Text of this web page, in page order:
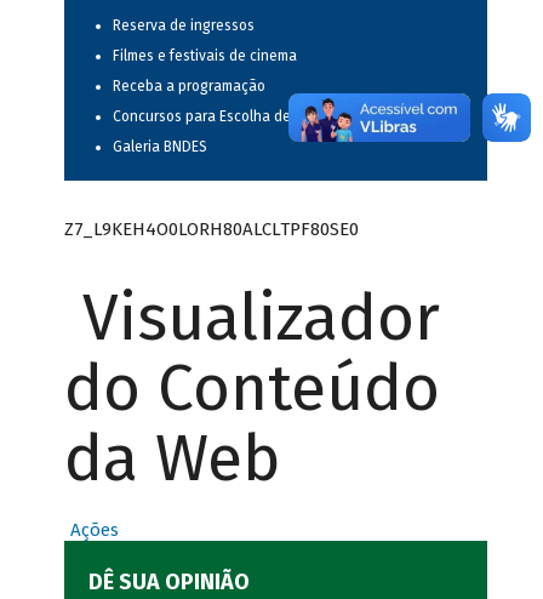
Reserva de ingressos
Filmes e festivais de cinema
Receba a programação
Concursos para Escolha de Espetáculos Musicais
Galeria BNDES
Z7_L9KEH4O0LORH80ALCLTPF80SE0
Visualizador
do Conteúdo
da Web
Ações
DÊ SUA OPINIÃO